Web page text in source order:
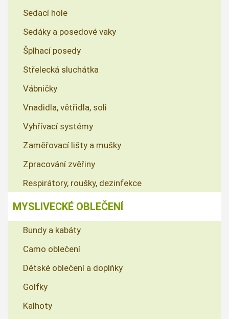
Sedací hole
Sedáky a posedové vaky
Šplhací posedy
Střelecká sluchátka
Vábničky
Vnadidla, větřidla, soli
Vyhřívací systémy
Zaměřovací lišty a mušky
Zpracování zvěřiny
Respirátory, roušky, dezinfekce
MYSLIVECKÉ OBLEČENÍ
Bundy a kabáty
Camo oblečení
Dětské oblečení a doplňky
Golfky
Kalhoty